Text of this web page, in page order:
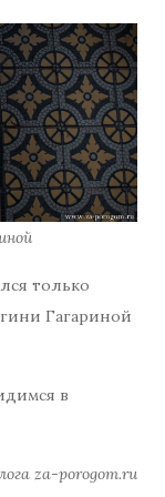
только
Гагариной
в
za-porogom.ru